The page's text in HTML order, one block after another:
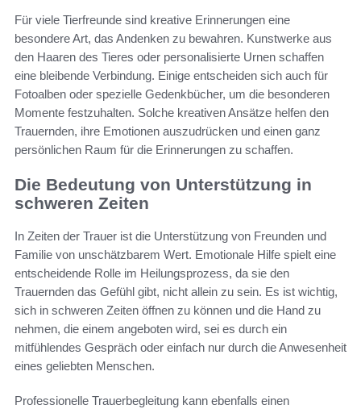
Für viele Tierfreunde sind kreative Erinnerungen eine
besondere Art, das Andenken zu bewahren. Kunstwerke aus
den Haaren des Tieres oder personalisierte Urnen schaffen
eine bleibende Verbindung. Einige entscheiden sich auch für
Fotoalben oder spezielle Gedenkbücher, um die besonderen
Momente festzuhalten. Solche kreativen Ansätze helfen den
Trauernden, ihre Emotionen auszudrücken und einen ganz
persönlichen Raum für die Erinnerungen zu schaffen.
Die Bedeutung von Unterstützung in
schweren Zeiten
In Zeiten der Trauer ist die Unterstützung von Freunden und
Familie von unschätzbarem Wert. Emotionale Hilfe spielt eine
entscheidende Rolle im Heilungsprozess, da sie den
Trauernden das Gefühl gibt, nicht allein zu sein. Es ist wichtig,
sich in schweren Zeiten öffnen zu können und die Hand zu
nehmen, die einem angeboten wird, sei es durch ein
mitfühlendes Gespräch oder einfach nur durch die Anwesenheit
eines geliebten Menschen.
Professionelle Trauerbegleitung kann ebenfalls einen